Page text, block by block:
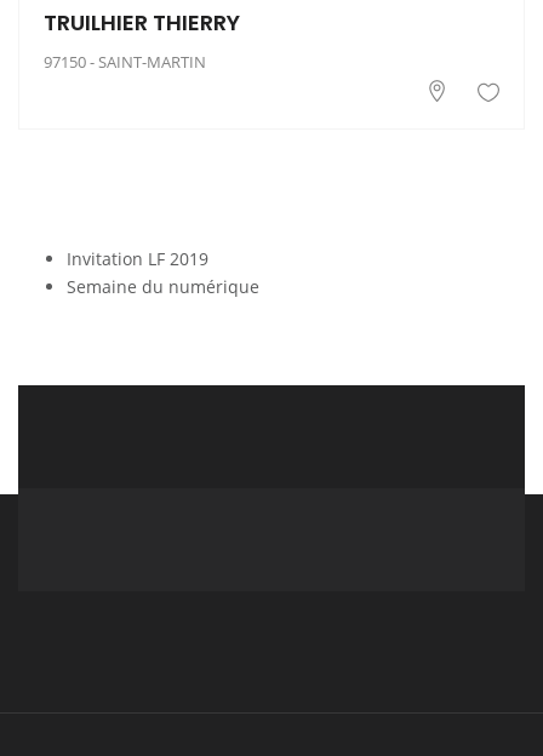
TRUILHIER THIERRY
97150 - SAINT-MARTIN
Invitation LF 2019
Semaine du numérique